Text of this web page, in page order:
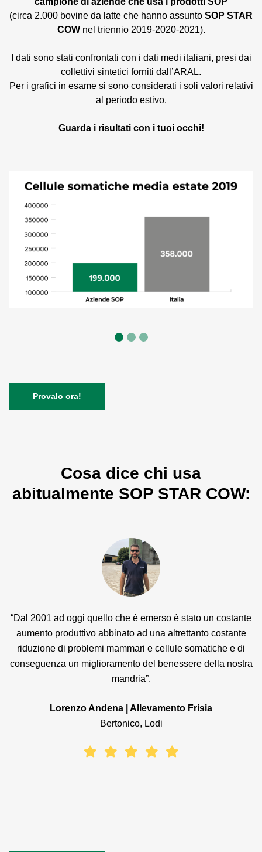
(circa 2.000 bovine da latte che hanno assunto SOP STAR
COWnel triennio 2019-2020-2021).
I dati sono stati confrontati con i dati medi italiani, presi dai
collettivi sintetici forniti dall’ARAL.
Per i grafici in esame si sono considerati i soli valori relativi
al periodo estivo.
Guarda i risultati con i tuoi occhi!
Provalo ora!
Cosa dice chi usa
abitualmente SOP STAR COW:
“Dal 2001 ad oggi quello che è emerso è stato un costante
aumento produttivo abbinato ad una altrettanto costante
riduzione di problemi mammari e cellule somatiche e di
conseguenza un miglioramento del benessere della nostra
mandria”.
Lorenzo Andena | Allevamento Frisia
Bertonico, Lodi
in